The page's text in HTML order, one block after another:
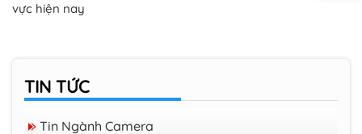
vực hiện nay
TIN TỨC
Tin Ngành Camera